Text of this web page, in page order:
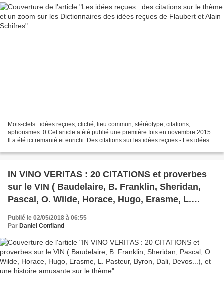
Mots-clefs : idées reçues, cliché, lieu commun, stéréotype, citations,
aphorismes. 0 Cet article a été publié une première fois en novembre 2015.
Il a été ici remanié et enrichi. Des citations sur les idées reçues - Les idées
IN VINO VERITAS : 20 CITATIONS et proverbes
sur le VIN ( Baudelaire, B. Franklin, Sheridan,
Pascal, O. Wilde, Horace, Hugo, Erasme, L.
amusante sur le thème
Publié le 02/05/2018 à 06:55
Par Daniel Confland